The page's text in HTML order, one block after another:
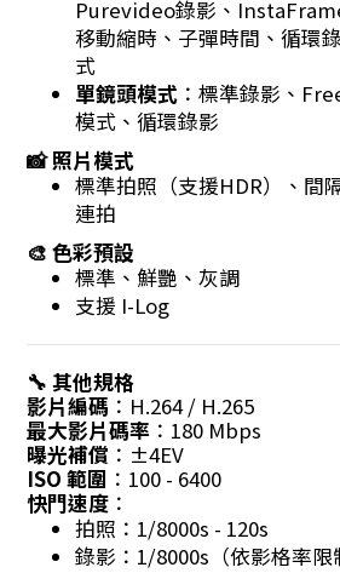
Purevideo錄影、
移動縮時、子彈時間、循環
式
單鏡頭模式 ：標準錄影、
模式、循環錄影
📸 照片模式
標準拍照（支援HDR）、間
連拍
🎨 色彩預設
標準、鮮艷、灰調
支援 I-Log
🔧 其他規格
影片編碼 ：H.264 / H.265
最大影片碼率 ：180 Mbps
曝光補償 ：±4EV
ISO 範圍 ：100 - 6400
快門速度 ：
拍照：1/8000s - 120s
錄影：1/8000s（依影格率限